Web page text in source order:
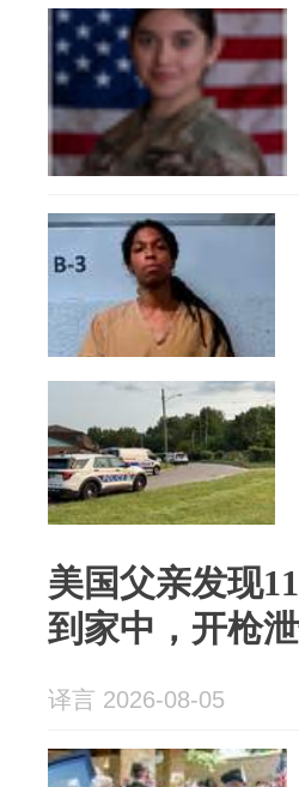
美国父亲发现
到家中，开枪
译言 2026-08-05